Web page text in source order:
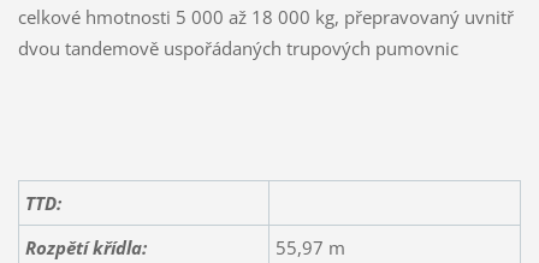
celkové hmotnosti 5 000 až 18 000 kg, přepravovaný uvnitř
dvou tandemově uspořádaných trupových pumovnic
TTD:
Rozpětí křídla:
55,97 m